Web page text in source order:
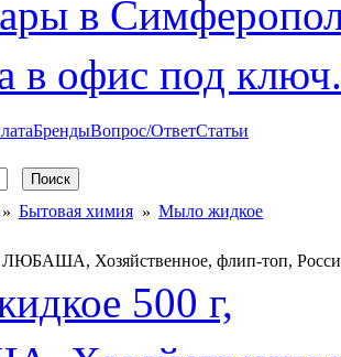
БрендыВопрос/ОтветСтатьи
Бытовая химия
Мыло жидкое
Хозяйственное, флип-топ,